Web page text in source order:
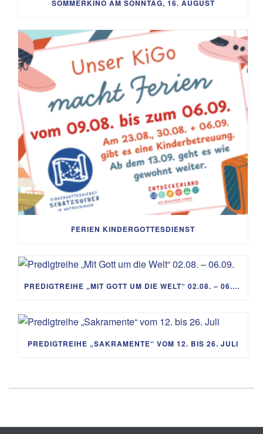
SOMMERKINO AM SONNTAG, 16. AUGUST
FERIEN KINDERGOTTESDIENST
PREDIGTREIHE „MIT GOTT UM DIE WELT“ 02.08. – 06.09.
PREDIGTREIHE „SAKRAMENTE“ VOM 12. BIS 26. JULI